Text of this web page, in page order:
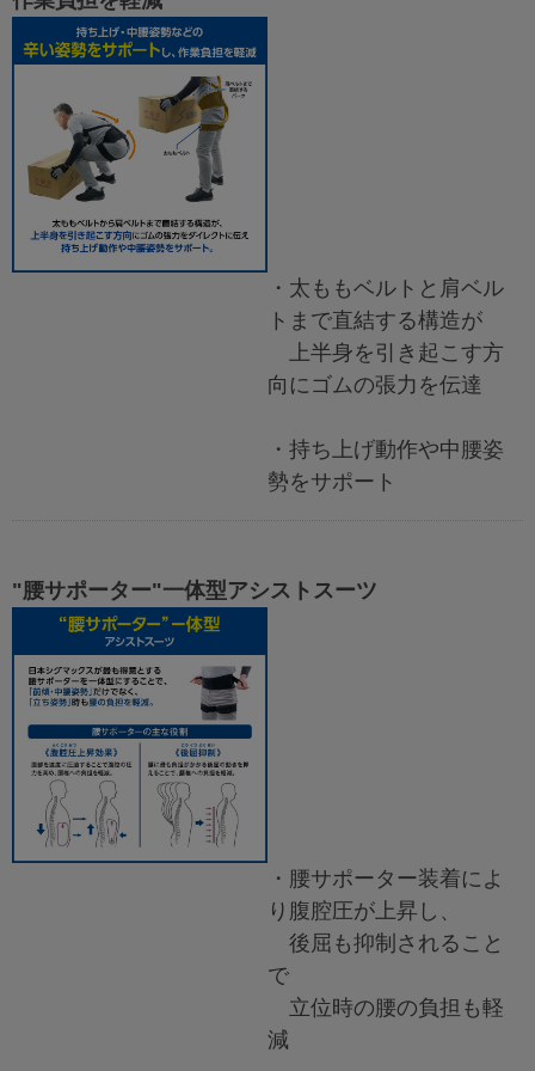
・太ももベルトと肩ベル
トまで直結する構造が
上半身を引き起こす方
向にゴムの張力を伝達
・持ち上げ動作や中腰姿
勢をサポート
"腰サポーター"一体型アシストスーツ
・腰サポーター装着によ
り腹腔圧が上昇し、
後屈も抑制されること
で
立位時の腰の負担も軽
減